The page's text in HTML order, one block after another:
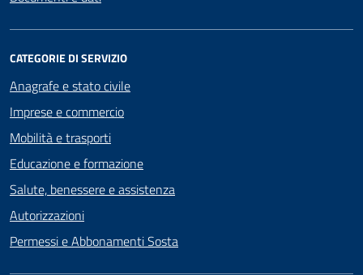
CATEGORIE DI SERVIZIO
Anagrafe e stato civile
Imprese e commercio
Mobilità e trasporti
Educazione e formazione
Salute, benessere e assistenza
Autorizzazioni
Permessi e Abbonamenti Sosta